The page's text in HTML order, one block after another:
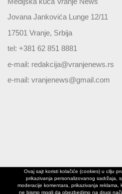
Jovana Jankovića Lunge 12/11
17501 Vranje, Srbija
tel: +381 62 851 8881
e-mail: redakcija@vranjenews.rs
e-mail: vranjenews@gmail.com
Copyright © 2026
All rights
Ovaj sajt koristi kolačiće (cookies) u cilju
prikazivanja personalizovanog sadržaja,
moderacije komentara, prikazivanja
ne bismo mogli da obezbedimo na drugi